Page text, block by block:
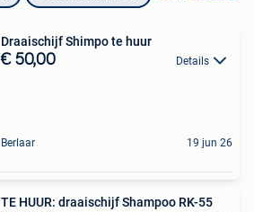
Draaischijf Shimpo te huur
€ 50,00 Details
Berlaar 19 jun 26
TE HUUR: draaischijf Shampoo RK-55